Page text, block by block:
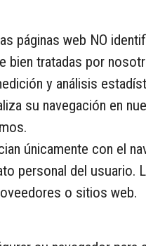
páginas web NO
bien tratadas por
y análisis
su navegación en
únicamente con el
personal del usuario.
o sitios web.